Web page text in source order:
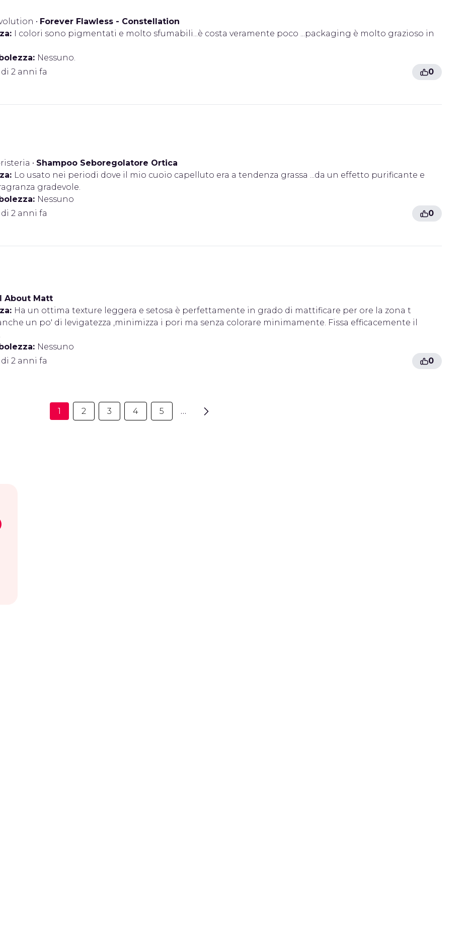
• Forever Flawless - Constellation
I colori sono pigmentati e molto sfumabili...è costa veramente poco ...packaging è molto grazioso in
Nessuno.
di 2 anni fa 0
• Shampoo Seboregolatore Ortica
Lo usato nei periodi dove il mio cuoio capelluto era a tendenza grassa ...da un effetto purificante e
gradevole.
Nessuno
di 2 anni fa 0
About Matt
Ha un ottima texture leggera e setosa è perfettamente in grado di mattificare per ore la zona t
un po' di levigatezza ,minimizza i pori ma senza colorare minimamente. Fissa efficacemente il
Nessuno
di 2 anni fa 0
1 2 3 4 5 …